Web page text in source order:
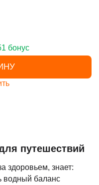
бонус
путешествий
здоровьем, знает:
водный баланс